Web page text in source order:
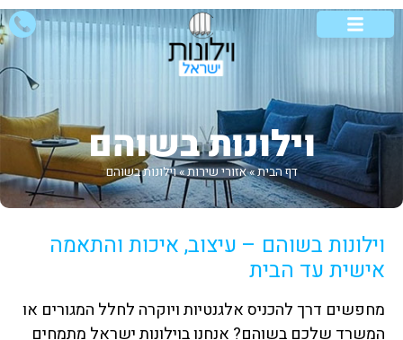
וילונות בשוהם
דף הבית»אזורי שירות»וילונות בשוהם
וילונות בשוהם – עיצוב, איכות והתאמה
אישית עד הבית
מחפשים דרך להכניס אלגנטיות ויוקרה לחלל המגורים או
המשרד שלכם בשוהם? אנחנו בוילונות ישראל מתמחים